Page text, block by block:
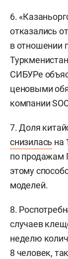
6.
отказались
в отношении
СИБУРе
ценовыми
компании
7. Доля
снизилась на
по продажам
этому
моделей.
8.
случаев
неделю
8 человек,